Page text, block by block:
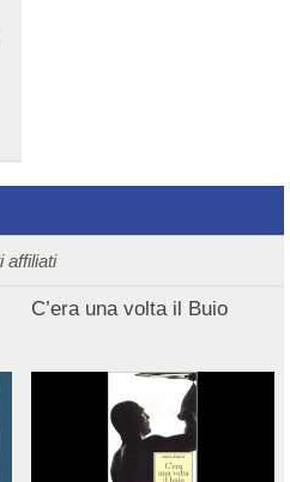
affiliati
C’era una volta il Buio